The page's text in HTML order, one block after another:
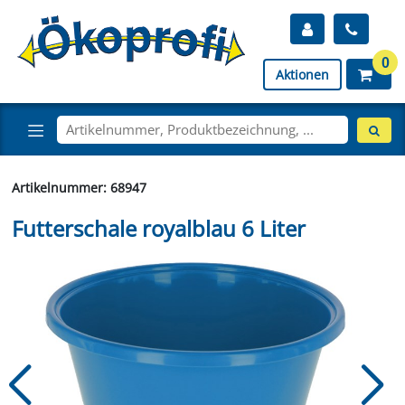
Aktionen
0
Artikelnummer: 68947
Futterschale royalblau 6 Liter